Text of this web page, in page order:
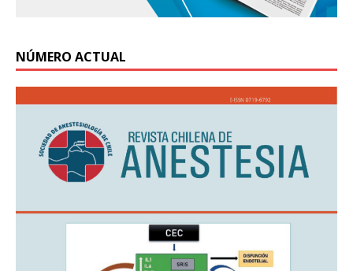
NÚMERO ACTUAL